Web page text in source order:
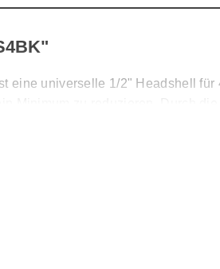
eine universelle 1/2" Headshell